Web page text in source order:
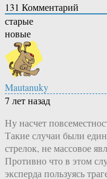
131 Комментарий
старые
новые
Mautanuky
7 лет назад
Ну насчет
Такие случаи были
стрелок, не массовое
Противно что в этом
эксперда пользуясь